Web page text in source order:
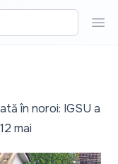
în noroi: IGSU a
mai